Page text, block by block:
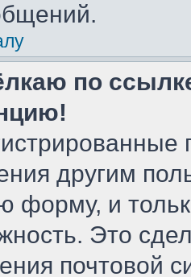
по
другим
форму, и
Это
почтовой